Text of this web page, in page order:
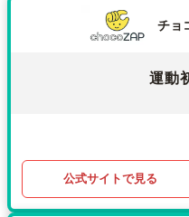
チョ
運動
公式サイトで見る